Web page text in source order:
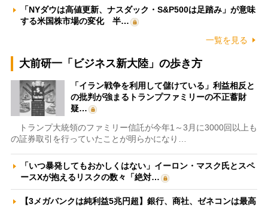
「NYダウは高値更新、ナスダック・S&P500は足踏み」が意味
する米国株市場の変化 半…
一覧を見る
大前研一「ビジネス新大陸」の歩き方
「イラン戦争を利用して儲けている」利益相反と
の批判が強まるトランプファミリーの不正蓄財
疑…
トランプ大統領のファミリー信託が今年1～3月に3000回以上も
の証券取引を行っていたことが明らかになり…
「いつ暴発してもおかしくはない」イーロン・マスク氏とスペ
ースXが抱えるリスクの数々「絶対…
【3メガバンクは純利益5兆円超】銀行、商社、ゼネコンは最高